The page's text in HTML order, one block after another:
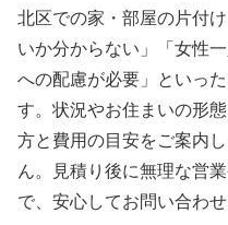
北区での家・部屋の片付
いか分からない」「女性
への配慮が必要」といっ
す。状況やお住まいの形
方と費用の目安をご案内
ん。見積り後に無理な営
で、安心してお問い合わせ